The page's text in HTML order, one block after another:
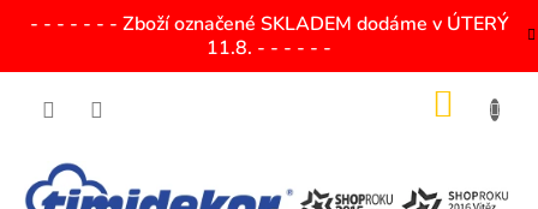
- - - - - - - Zboží označené SKLADEM dodáme v ÚTERÝ
11.8. - - - - - -